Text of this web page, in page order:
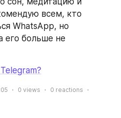
всем, кто
WhatsApp, но
его больше не
0 views 0 reactions